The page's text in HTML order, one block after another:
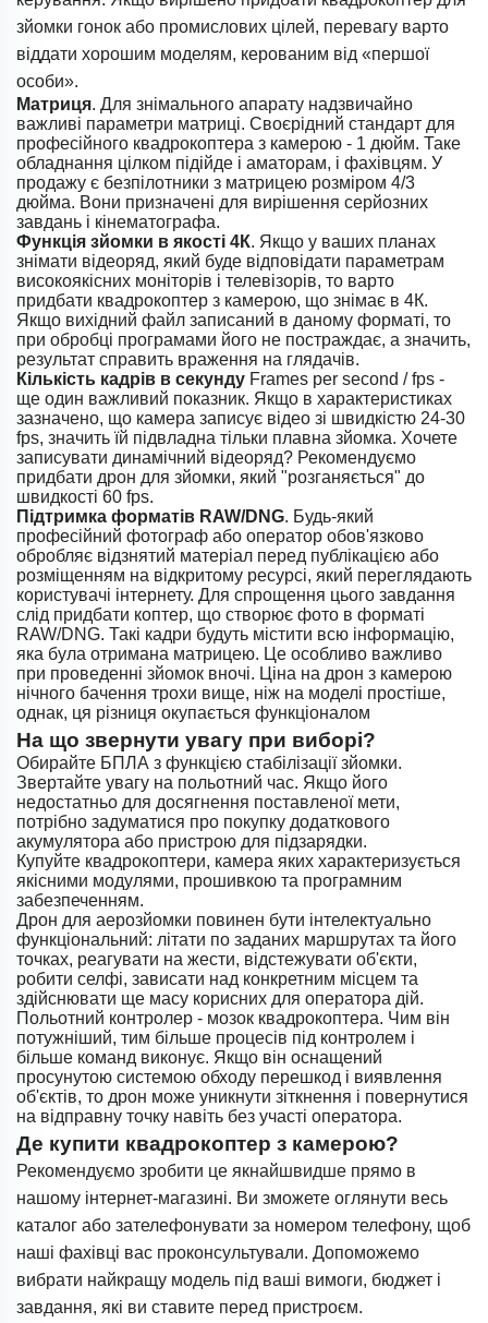
зйомки гонок або промислових цілей, перевагу варто
віддати хорошим моделям, керованим від «першої
особи».
Матриця. Для знімального апарату надзвичайно
важливі параметри матриці. Своєрідний стандарт для
професійного квадрокоптера з камерою - 1 дюйм. Таке
обладнання цілком підійде і аматорам, і фахівцям. У
продажу є безпілотники з матрицею розміром 4/3
дюйма. Вони призначені для вирішення серйозних
завдань і кінематографа.
Функція зйомки в якості 4К. Якщо у ваших планах
знімати відеоряд, який буде відповідати параметрам
високоякісних моніторів і телевізорів, то варто
придбати квадрокоптер з камерою, що знімає в 4К.
Якщо вихідний файл записаний в даному форматі, то
при обробці програмами його не постраждає, а значить,
результат справить враження на глядачів.
Кількість кадрів в секунду Frames per second / fps -
ще один важливий показник. Якщо в характеристиках
зазначено, що камера записує відео зі швидкістю 24-30
fps, значить їй підвладна тільки плавна зйомка. Хочете
записувати динамічний відеоряд? Рекомендуємо
придбати дрон для зйомки, який "розганяється" до
швидкості 60 fps.
Підтримка форматів RAW/DNG. Будь-який
професійний фотограф або оператор обов'язково
обробляє відзнятий матеріал перед публікацією або
розміщенням на відкритому ресурсі, який переглядають
користувачі інтернету. Для спрощення цього завдання
слід придбати коптер, що створює фото в форматі
RAW/DNG. Такі кадри будуть містити всю інформацію,
яка була отримана матрицею. Це особливо важливо
при проведенні зйомок вночі. Ціна на дрон з камерою
нічного бачення трохи вище, ніж на моделі простіше,
однак, ця різниця окупається функціоналом
На що звернути увагу при виборі?
Обирайте БПЛА з функцією стабілізації зйомки.
Звертайте увагу на польотний час. Якщо його
недостатньо для досягнення поставленої мети,
потрібно задуматися про покупку додаткового
акумулятора або пристрою для підзарядки.
Купуйте квадрокоптери, камера яких характеризується
якісними модулями, прошивкою та програмним
забезпеченням.
Дрон для аерозйомки повинен бути інтелектуально
функціональний: літати по заданих маршрутах та його
точках, реагувати на жести, відстежувати об'єкти,
робити селфі, зависати над конкретним місцем та
здійснювати ще масу корисних для оператора дій.
Польотний контролер - мозок квадрокоптера. Чим він
потужніший, тим більше процесів під контролем і
більше команд виконує. Якщо він оснащений
просунутою системою обходу перешкод і виявлення
об'єктів, то дрон може уникнути зіткнення і повернутися
на відправну точку навіть без участі оператора.
Де купити квадрокоптер з камерою?
Рекомендуємо зробити це якнайшвидше прямо в
нашому інтернет-магазині. Ви зможете оглянути весь
каталог або зателефонувати за номером телефону, щоб
наші фахівці вас проконсультували. Допоможемо
вибрати найкращу модель під ваші вимоги, бюджет і
завдання, які ви ставите перед пристроєм.